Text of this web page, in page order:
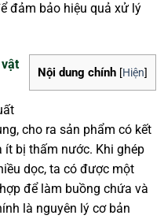
đảm bảo hiệu quả xử lý
Nội dung chính [Hiện]
cho ra sản phẩm có kết
ít bị thấm nước. Khi ghép
dọc, ta có được một
để làm buồng chứa và
là nguyên lý cơ bản